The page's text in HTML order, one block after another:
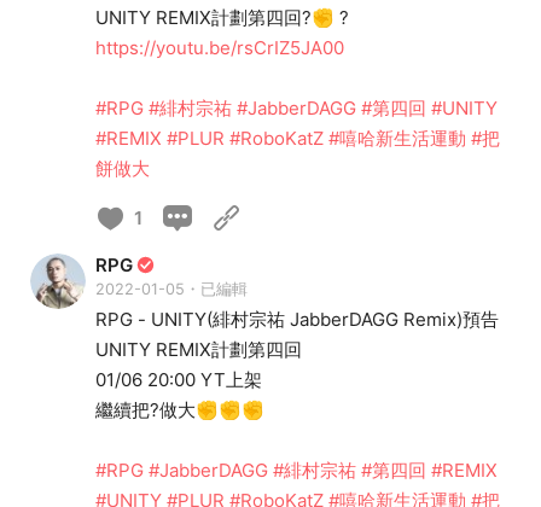
UNITY REMIX計劃第四回?✊ ?
https://youtu.be/rsCrIZ5JA00
#RPG #緋村宗祐 #JabberDAGG #第四回 #UNITY
#REMIX #PLUR #RoboKatZ #嘻哈新生活運動 #把
餅做大
1
RPG
2022-01-05・已編輯
RPG - UNITY(緋村宗祐 JabberDAGG Remix)預告
UNITY REMIX計劃第四回
01/06 20:00 YT上架
繼續把?做大✊✊✊
#RPG #JabberDAGG #緋村宗祐 #第四回 #REMIX
#UNITY #PLUR #RoboKatZ #嘻哈新生活運動 #把